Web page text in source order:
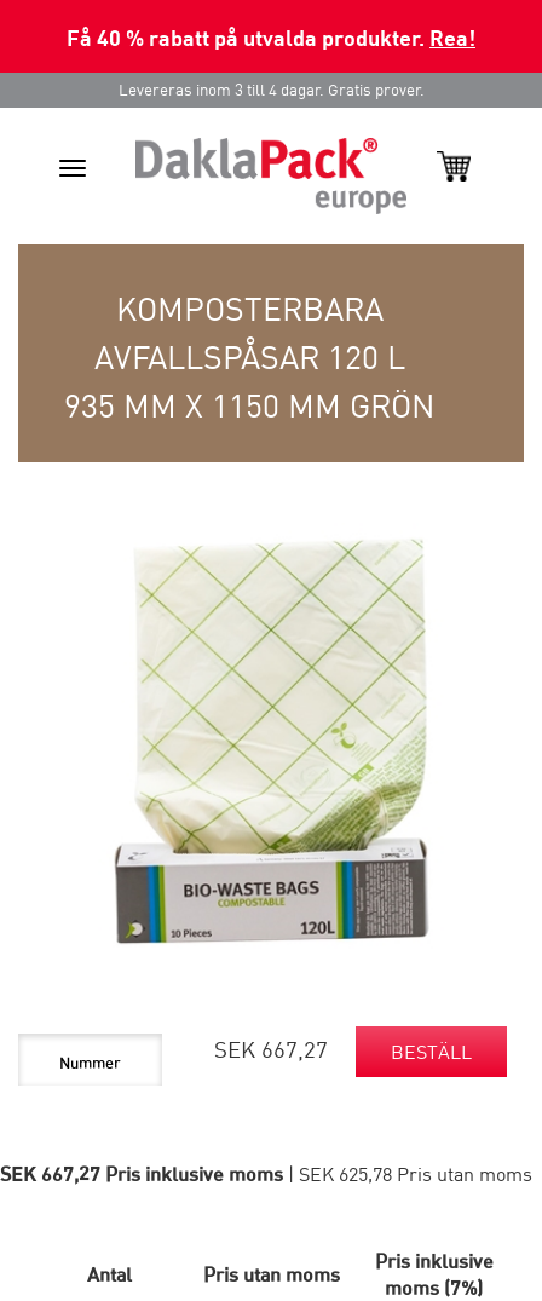
Få 40 % rabatt på utvalda produkter. Rea!
Levereras inom 3 till 4 dagar. Gratis prover.
Toggle
KOMPOSTERBARA
AVFALLSPÅSAR 120 L
935 MM X 1150 MM GRÖN
SEK 667,27 BESTÄLL
SEK 667,27 Pris inklusive moms | SEK 625,78 Pris utan moms
Antal Pris utan moms
Pris inklusive
moms (7%)